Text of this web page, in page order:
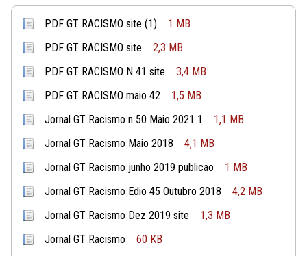
PDF GT RACISMO site (1)
1 MB
PDF GT RACISMO site
2,3 MB
PDF GT RACISMO N 41 site
3,4 MB
PDF GT RACISMO maio 42
1,5 MB
Jornal GT Racismo n 50 Maio 2021 1
1,1 MB
Jornal GT Racismo Maio 2018
4,1 MB
Jornal GT Racismo junho 2019 publicao
1 MB
Jornal GT Racismo Edio 45 Outubro 2018
4,2 MB
Jornal GT Racismo Dez 2019 site
1,3 MB
Jornal GT Racismo
60 KB